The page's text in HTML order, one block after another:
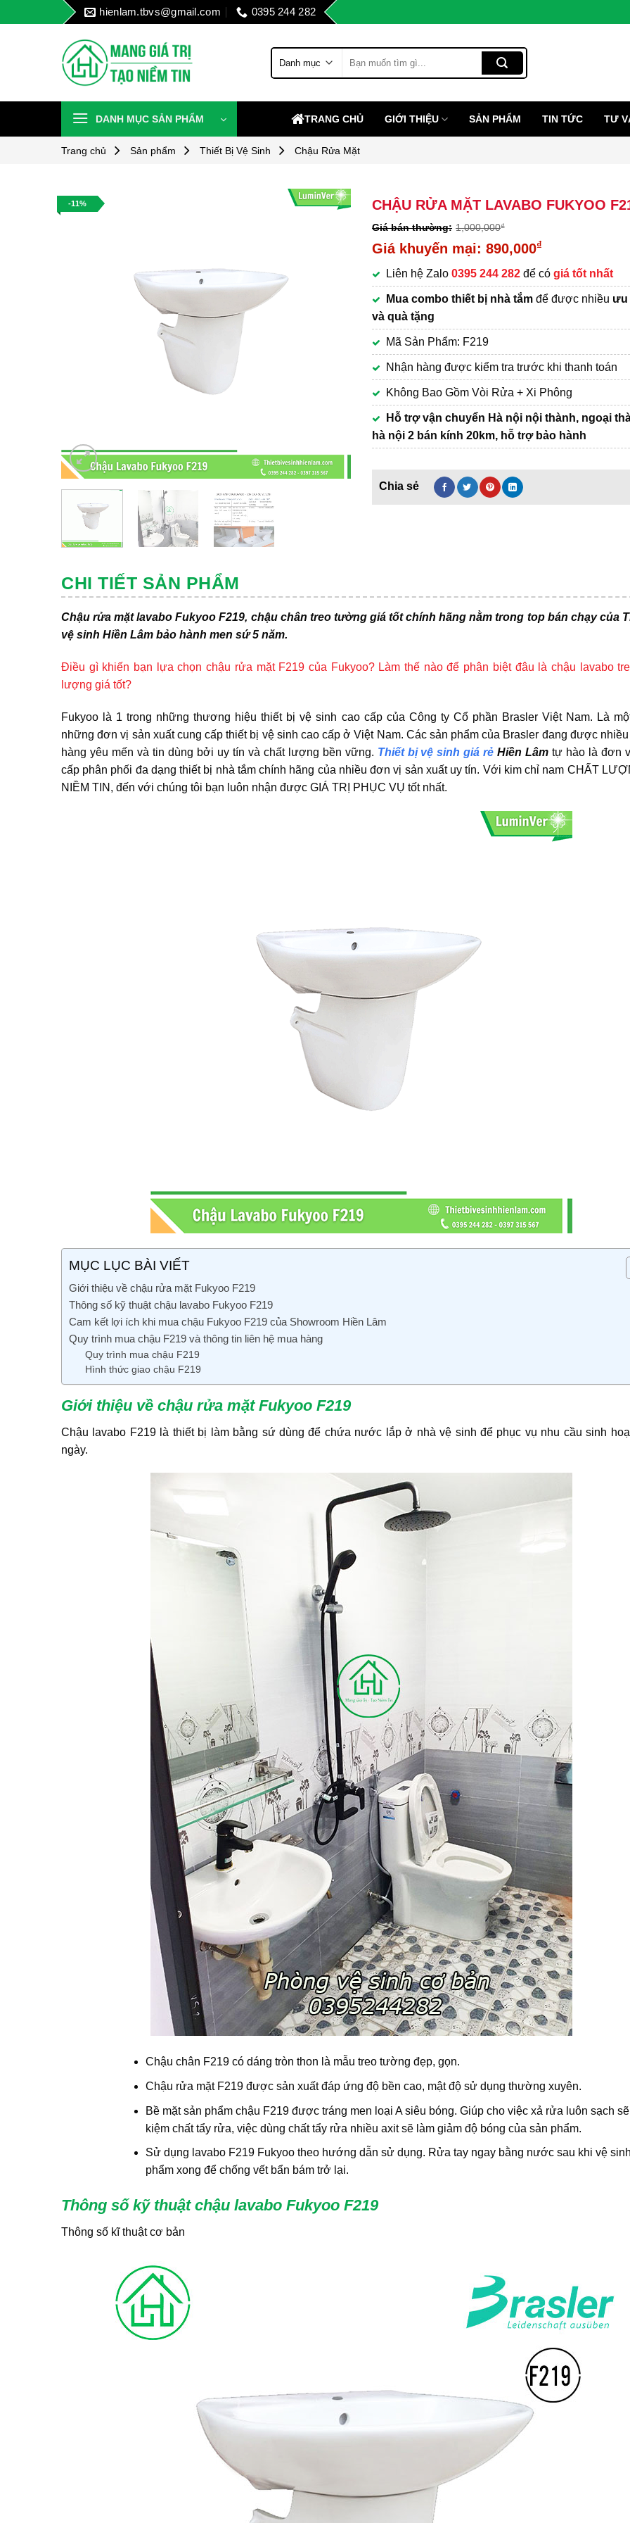
to
hienlam.tbvs@gmail.com 0395 244 282
kiếm:
DANH MỤC SẢN PHẨM TRANG CHỦ GIỚI THIỆU SẢN PHẨM TIN TỨC TƯ
Trang chủ Sản phẩm Thiết Bị Vệ Sinh Chậu Rửa Mặt
-11% CHẬU RỬA MẶT LAVABO FUKYOO
1,000,000₫
Giá
gốc
là:
1,000,000₫.
890,000₫
Giá
hiện
tại
là:
890,000₫.
Liên hệ Zalo0395 244 282 để cógiá tốt nhất
Mua combo thiết bị nhà tắm để được nhiều ưu
và quà tặng
Mã Sản Phẩm: F219
Nhận hàng được kiểm tra trước khi thanh toán
Không Bao Gồm Vòi Rửa + Xi Phông
Hỗ trợ vận chuyển Hà nội nội thành, ngoại
hà nội 2 bán kính 20km, hỗ trợ bảo hành
CHI TIẾT SẢN PHẨM
Chậu rửa mặt lavabo Fukyoo F219, chậu chân treo tường giá tốt chính hãng nằm trong top bán chạy của
vệ sinh Hiền Lâm bảo hành men sứ 5 năm.
Điều gì khiến bạn lựa chọn chậu rửa mặt F219 của Fukyoo? Làm thế nào để phân biệt đâu là chậu lavabo
lượng giá tốt?
Fukyoo là 1 trong những thương hiệu thiết bị vệ sinh cao cấp của Công ty Cổ phần Brasler Việt Nam. Là
những đơn vị sản xuất cung cấp thiết bị vệ sinh cao cấp ở Việt Nam. Các sản phẩm của Brasler đang được
hàng yêu mến và tin dùng bởi uy tín và chất lượng bền vững. Thiết bị vệ sinh giá rẻ Hiền Lâm tự hào là đơn
cấp phân phối đa dạng thiết bị nhà tắm chính hãng của nhiều đơn vị sản xuất uy tín. Với kim chỉ nam CHẤT
NIỀM TIN, đến với chúng tôi bạn luôn nhận được GIÁ TRỊ PHỤC VỤ tốt nhất.
MỤC LỤC BÀI VIẾT
Giới thiệu về chậu rửa mặt Fukyoo F219
Thông số kỹ thuật chậu lavabo Fukyoo F219
Cam kết lợi ích khi mua chậu Fukyoo F219 của Showroom Hiền Lâm
Quy trình mua chậu F219 và thông tin liên hệ mua hàng
Quy trình mua chậu F219
Hình thức giao chậu F219
Giới thiệu về chậu rửa mặt Fukyoo F219
Chậu lavabo F219 là thiết bị làm bằng sứ dùng để chứa nước lắp ở nhà vệ sinh để phục vụ nhu cầu sinh
ngày.
Chậu chân F219 có dáng tròn thon là mẫu treo tường đẹp, gọn.
Chậu rửa mặt F219 được sản xuất đáp ứng độ bền cao, mật độ sử dụng thường xuyên.
Bề mặt sản phẩm chậu F219 được tráng men loại A siêu bóng. Giúp cho việc xả rửa luôn sạch
kiệm chất tẩy rửa, việc dùng chất tẩy rửa nhiều axit sẽ làm giảm độ bóng của sản phẩm.
Sử dụng lavabo F219 Fukyoo theo hướng dẫn sử dụng. Rửa tay ngay bằng nước sau khi vệ
phẩm xong để chống vết bẩn bám trở lại.
Thông số kỹ thuật chậu lavabo Fukyoo F219
Thông số kĩ thuật cơ bản